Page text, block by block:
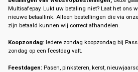
Multisafepay. Lukt uw betaling niet? Laat het ons
nieuwe betaallink. Alleen bestellingen die via
zijn betaald kunnen wij correct afhandelen.
Koopzondag: Iedere zondag koopzondag bij
zondag op een feestdag valt.
Feestdagen: Pasen, pinksteren, kerst,